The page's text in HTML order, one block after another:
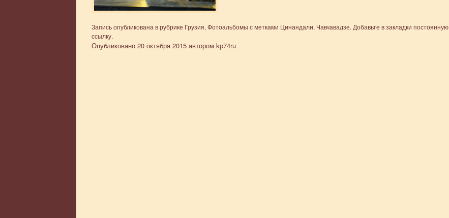
Запись опубликована в рубрике Грузия,Фотоальбомы с метками Цинандали, Чавчавадзе. Добавьте в закладки постоянную
ссылку.
Опубликовано 20 октября 2015 автором kp74ru